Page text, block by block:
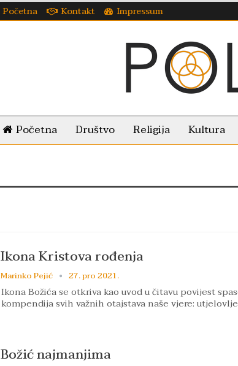
Početna Kontakt Impressum
Početna Društvo Religija Kultura
Ikona Kristova rođenja
Marinko Pejić 27. pro 2021.
Ikona Božića se otkriva kao uvod u čitavu povijest
kompendija svih važnih otajstava naše vjere:
Božić najmanjima